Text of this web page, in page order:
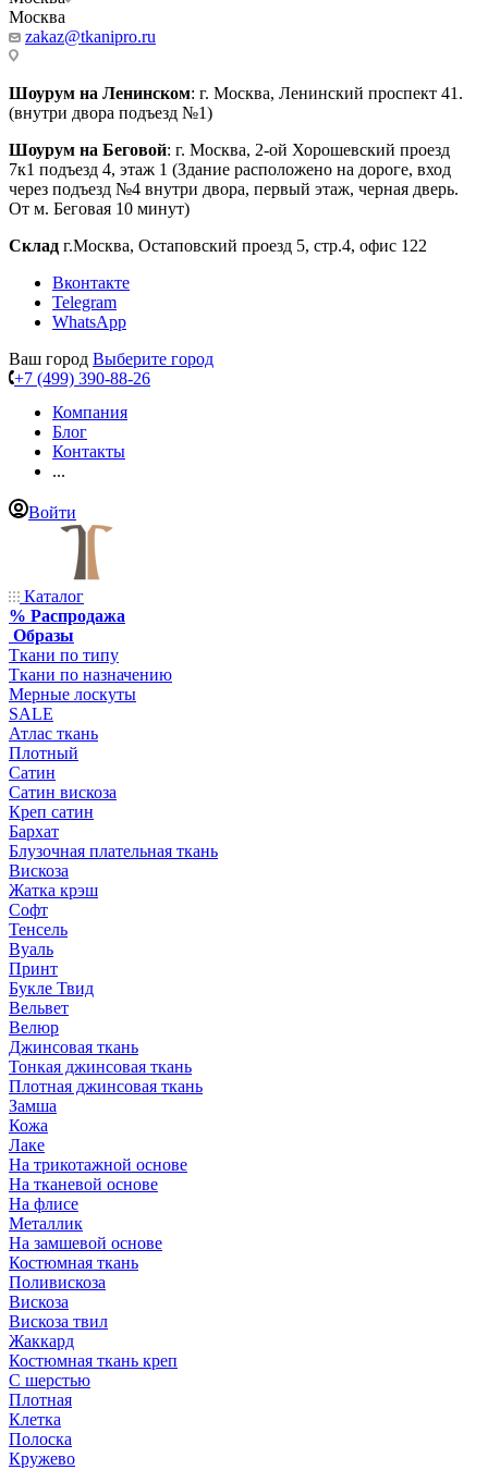
Москва
zakaz@tkanipro.ru
Шоурум на Ленинском: г. Москва, Ленинский проспект 41.
(внутри двора подъезд №1)
Шоурум на Беговой: г. Москва, 2-ой Хорошевский проезд
7к1 подъезд 4, этаж 1 (Здание расположено на дороге, вход
через подъезд №4 внутри двора, первый этаж, черная дверь.
От м. Беговая 10 минут)
Склад г.Москва, Остаповский проезд 5, стр.4, офис 122
Вконтакте
Telegram
WhatsApp
Ваш город Выберите город
+7 (499) 390-88-26
Компания
Блог
Контакты
...
Войти
Каталог
% Распродажа
Образы
Ткани по типу
Ткани по назначению
Мерные лоскуты
SALE
Атлас ткань
Плотный
Сатин
Сатин вискоза
Креп сатин
Бархат
Блузочная плательная ткань
Вискоза
Жатка крэш
Софт
Тенсель
Вуаль
Принт
Букле Твид
Вельвет
Велюр
Джинсовая ткань
Тонкая джинсовая ткань
Плотная джинсовая ткань
Замша
Кожа
Лаке
На трикотажной основе
На тканевой основе
На флисе
Металлик
На замшевой основе
Костюмная ткань
Поливискоза
Вискоза
Вискоза твил
Жаккард
Костюмная ткань креп
С шерстью
Плотная
Клетка
Полоска
Кружево